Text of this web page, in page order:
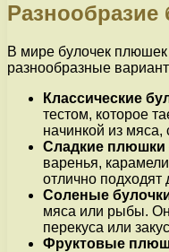
В мире булочек
разнообразные
Классические
тестом, которое
начинкой из
Сладкие плюшки
варенья,
отлично подходят
Соленые
мяса или рыбы.
перекуса или
Фруктовые